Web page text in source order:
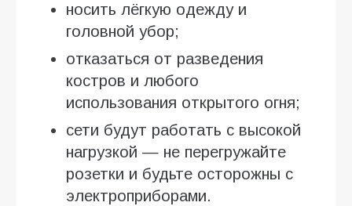
носить лёгкую одежду и
головной убор;
отказаться от разведения
костров и любого
использования открытого огня;
сети будут работать с высокой
нагрузкой — не перегружайте
розетки и будьте осторожны с
электроприборами.